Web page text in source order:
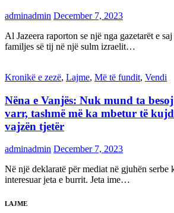
adminadmin December 7, 2023
Al Jazeera raporton se një nga gazetarët e
familjes së tij në një sulm izraelit…
Kronikë e zezë, Lajme, Më të fundit, Vendi
Nëna e Vanjës: Nuk mund ta besoj
varr, tashmë më ka mbetur të
vajzën tjetër
adminadmin December 7, 2023
Në një deklaratë për mediat në gjuhën serbe
interesuar jeta e burrit. Jeta ime…
LAJME